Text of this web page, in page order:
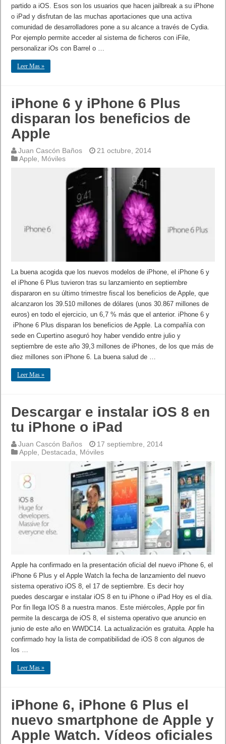
partido a iOS. Esos son los usuarios que hacen jailbreak a su iPhone
o iPad y disfrutan de las muchas aportaciones que una activa
comunidad de desarrolladores pone a su alcance a través de Cydia.
Por ejemplo permite acceder al sistema de ficheros con iFile,
personalizar iOs con Barrel o …
Leer Mas »
iPhone 6 y iPhone 6 Plus
disparan los beneficios de
Apple
Juan Cascón Baños
21 octubre, 2014
Apple, Móviles
La buena acogida que los nuevos modelos de iPhone, el iPhone 6 y
el iPhone 6 Plus tuvieron tras su lanzamiento en septiembre
dispararon en su último trimestre fiscal los beneficios de Apple, que
alcanzaron los 39.510 millones de dólares (unos 30.867 millones de
euros) en todo el ejercicio, un 6,7 % más que el anterior. iPhone 6 y
iPhone 6 Plus disparan los beneficios de Apple. La compañía con
sede en Cupertino aseguró hoy haber vendido entre julio y
septiembre de este año 39,3 millones de iPhones, de los que más de
diez millones son iPhone 6. La buena salud de …
Leer Mas »
Descargar e instalar iOS 8 en
tu iPhone o iPad
Juan Cascón Baños
17 septiembre, 2014
Apple
Destacada Móviles
Apple ha confirmado en la presentación oficial del nuevo iPhone 6, el
iPhone 6 Plus y el Apple Watch la fecha de lanzamiento del nuevo
sistema operativo iOS 8, el 17 de septiembre. Es decir hoy
puedes descargar e instalar iOS 8 en tu iPhone o iPad Hoy es el día.
Por fin llega IOS 8 a nuestra manos. Este miércoles, Apple por fin
permite la descarga de iOS 8, el sistema operativo que anuncio en
junio de este año en WWDC14. La actualización es gratuita. Apple ha
confirmado hoy la lista de compatibilidad de iOS 8 con algunos de
los …
Leer Mas »
iPhone 6, iPhone 6 Plus el
nuevo smartphone de Apple y
Apple Watch. Vídeos oficiales